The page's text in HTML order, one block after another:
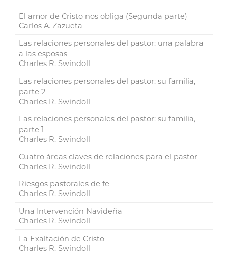
El amor de Cristo nos obliga (Segunda parte)
Carlos A. Zazueta
Las relaciones personales del pastor: una palabra
a las esposas
Charles R. Swindoll
Las relaciones personales del pastor: su familia,
parte 2
Charles R. Swindoll
Las relaciones personales del pastor: su familia,
parte 1
Charles R. Swindoll
Cuatro áreas claves de relaciones para el pastor
Charles R. Swindoll
Riesgos pastorales de fe
Charles R. Swindoll
Una Intervención Navideña
Charles R. Swindoll
La Exaltación de Cristo
Charles R. Swindoll